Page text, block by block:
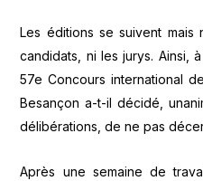
Les éditions se suivent mais
candidats, ni les jurys. Ainsi,
57e Concours international
Besançon a-t-il décidé,
délibérations, de ne pas
Après une semaine de